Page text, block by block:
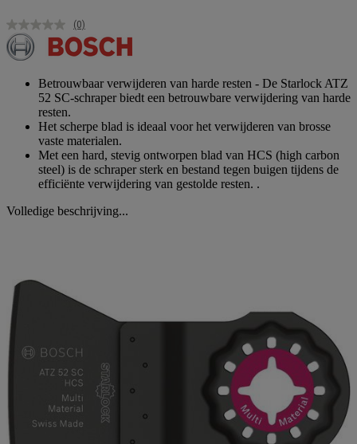
Geen
scorewaarde.
Dezelfde
(0)
Betrouwbaar verwijderen van harde resten - De Starlock ATZ
52 SC-schraper biedt een betrouwbare verwijdering van harde
resten.
Het scherpe blad is ideaal voor het verwijderen van brosse
vaste materialen.
Met een hard, stevig ontworpen blad van HCS (high carbon
steel) is de schraper sterk en bestand tegen buigen tijdens de
efficiënte verwijdering van gestolde resten. .
Volledige beschrijving...